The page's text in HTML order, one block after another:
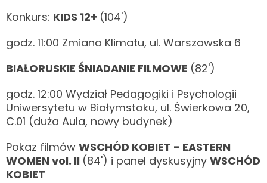
Konkurs: KIDS 12+ (104')
godz. 11:00 Zmiana Klimatu, ul. Warszawska 6
BIAŁORUSKIE ŚNIADANIE FILMOWE (82')
godz. 12:00 Wydział Pedagogiki i Psychologii
Uniwersytetu w Białymstoku, ul. Świerkowa 20,
C.01 (duża Aula, nowy budynek)
Pokaz filmów WSCHÓD KOBIET - EASTERN
WOMEN vol. II (84') i panel dyskusyjny WSCHÓD
KOBIET